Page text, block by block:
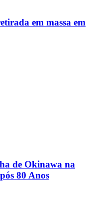
em massa em
de Okinawa na
80 Anos